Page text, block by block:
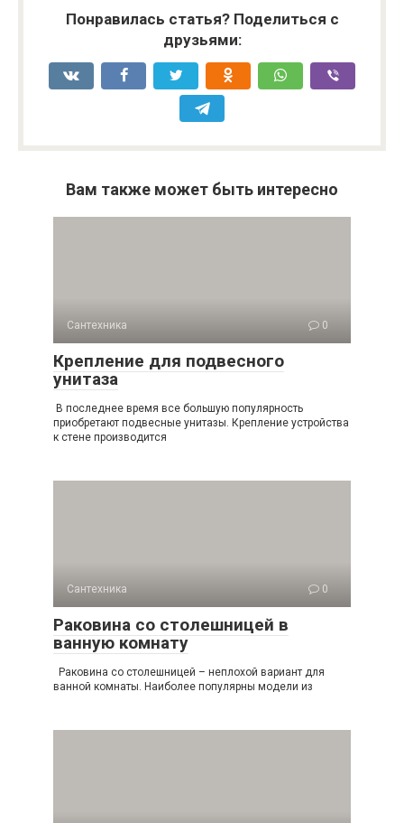
Понравилась статья? Поделиться с
друзьями:
Вам также может быть интересно
Сантехника 0
Крепление для подвесного
унитаза
В последнее время все большую популярность
приобретают подвесные унитазы. Крепление устройства
к стене производится
Сантехника 0
Раковина со столешницей в
ванную комнату
Раковина со столешницей – неплохой вариант для
ванной комнаты. Наиболее популярны модели из